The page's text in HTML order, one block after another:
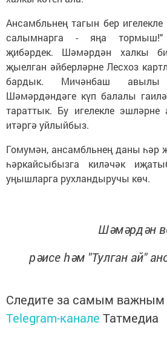
Ансамбльнең тагын бер
салымнарга - яңа тормыш!"
җибәрдек. Шәмәрдән халкы
җыелган әйберләрне Лесхоз
бардык. Мичәнбаш авылы
Шәмәрдәндәге күп балалы
тараттык. Бу игелекле
итәргә уйлыйбыз.
Гомумән, ансамбльнең даны һәр
һәр­кайсыбызга киләчәк
уңышларга рухландыручы көч.
Шәмәрдән
рәисе һәм "Тулган ай"
Следите за самым важным
Telegram-канале Татмедиа